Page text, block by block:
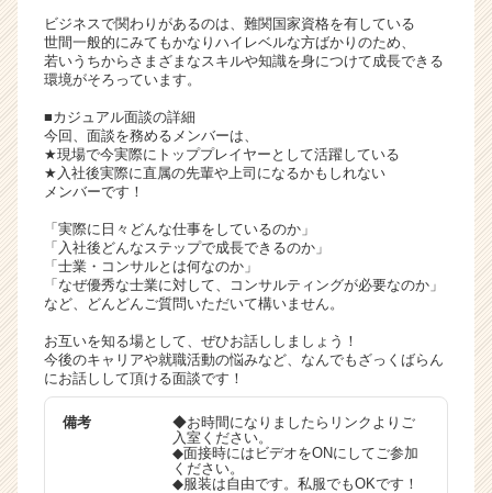
ト
チ
ア
ャ
リ
ア
h
e
e
r
C
a
r
e
r）
ビジネスで関わりがあるのは、難関国家資格を有している
世間一般的にみてもかなりハイレベルな方ばかりのため、
若いうちからさまざまなスキルや知識を身につけて成長できる
環境がそろっています。
■カジュアル面談の詳細
今回、面談を務めるメンバーは、
★現場で今実際にトッププレイヤーとして活躍している
★入社後実際に直属の先輩や上司になるかもしれない
メンバーです！
「実際に日々どんな仕事をしているのか」
「入社後どんなステップで成長できるのか」
「士業・コンサルとは何なのか」
「なぜ優秀な士業に対して、コンサルティングが必要なのか」
など、どんどんご質問いただいて構いません。
お互いを知る場として、ぜひお話ししましょう！
今後のキャリアや就職活動の悩みなど、なんでもざっくばらん
にお話しして頂ける面談です！
備考
◆お時間になりましたらリンクよりご
入室ください。
◆面接時にはビデオをONにしてご参加
ください。
◆服装は自由です。私服でもOKです！